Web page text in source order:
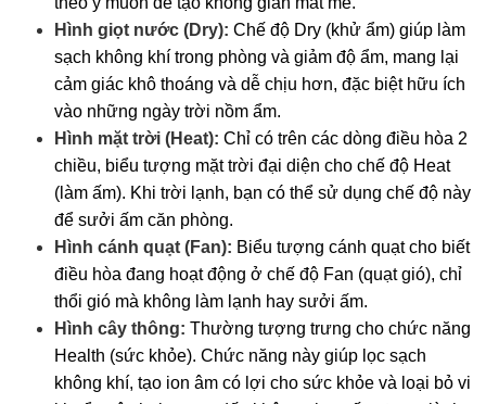
Hình giọt nước (Dry): Chế độ Dry (khử ẩm) giúp làm
sạch không khí trong phòng và giảm độ ẩm, mang lại
cảm giác khô thoáng và dễ chịu hơn, đặc biệt hữu ích
vào những ngày trời nồm ẩm.
Hình mặt trời (Heat): Chỉ có trên các dòng điều hòa 2
chiều, biểu tượng mặt trời đại diện cho chế độ Heat
(làm ấm). Khi trời lạnh, bạn có thể sử dụng chế độ này
để sưởi ấm căn phòng.
Hình cánh quạt (Fan): Biểu tượng cánh quạt cho biết
điều hòa đang hoạt động ở chế độ Fan (quạt gió), chỉ
thổi gió mà không làm lạnh hay sưởi ấm.
Hình cây thông: Thường tượng trưng cho chức năng
Health (sức khỏe). Chức năng này giúp lọc sạch
không khí, tạo ion âm có lợi cho sức khỏe và loại bỏ vi